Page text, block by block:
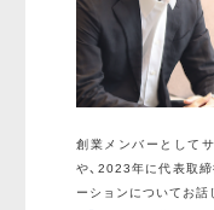
創業メンバーとして
や、2023年に代表取
ーションについてお話